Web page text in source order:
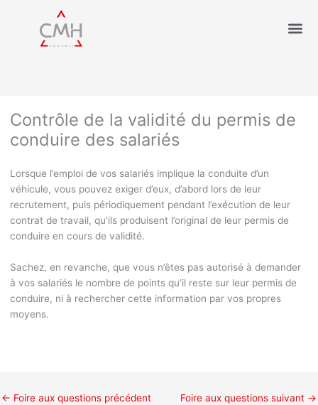
Contrôle de la validité du permis de
conduire des salariés
Lorsque l’emploi de vos salariés implique la conduite d’un
véhicule, vous pouvez exiger d’eux, d’abord lors de leur
recrutement, puis périodiquement pendant l’exécution de leur
contrat de travail, qu’ils produisent l’original de leur permis de
conduire en cours de validité.
Sachez, en revanche, que vous n’êtes pas autorisé à demander
à vos salariés le nombre de points qu’il reste sur leur permis de
conduire, ni à rechercher cette information par vos propres
moyens.
← Foire aux questions précédent Foire aux questions suivant →